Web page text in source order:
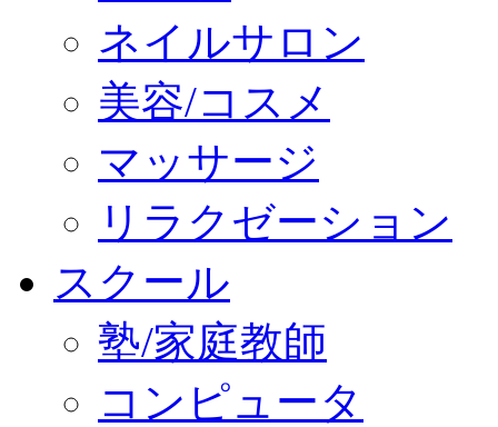
ネイルサロン
美容/コスメ
マッサージ
リラクゼーション
スクール
塾/家庭教師
コンピュータ